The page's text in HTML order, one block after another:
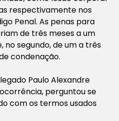
respectivamente nos
Penal. As penas para
de três meses a um
no segundo, de um a três
condenação.
Paulo Alexandre
perguntou se
com os termos usados